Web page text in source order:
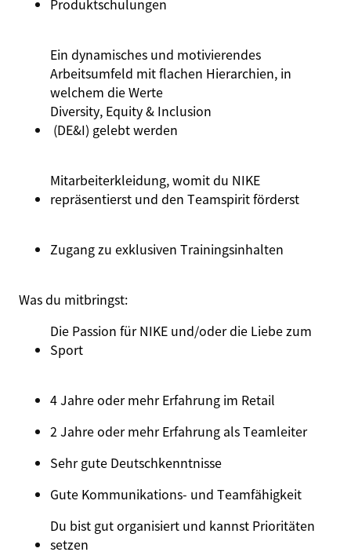
Produktschulungen
Ein dynamisches und motivierendes
Arbeitsumfeld mit flachen Hierarchien, in
welchem die Werte
Diversity, Equity & Inclusion
(DE&I) gelebt werden
Mitarbeiterkleidung, womit du NIKE
repräsentierst und den Teamspirit förderst
Zugang zu exklusiven Trainingsinhalten
Was du mitbringst:
Die Passion für NIKE und/oder die Liebe zum
Sport
4 Jahre oder mehr Erfahrung im Retail
2 Jahre oder mehr Erfahrung als Teamleiter
Sehr gute Deutschkenntnisse
Gute Kommunikations- und Teamfähigkeit
Du bist gut organisiert und kannst Prioritäten
setzen